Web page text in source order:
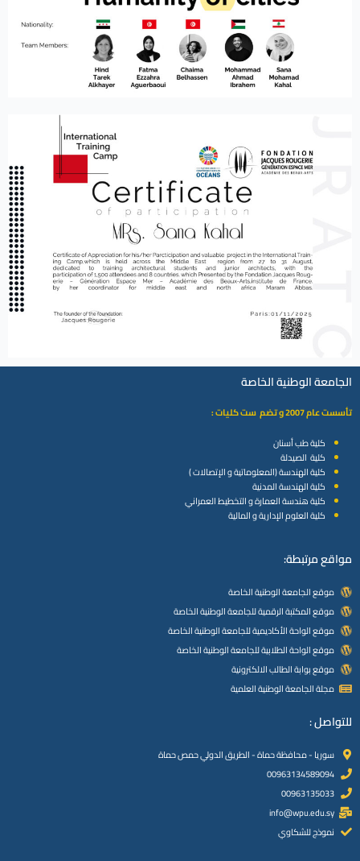
الجامعة الوطنية الخاصة
تأسست عام 2007 و تضم ست كليات :
كلية طب أسنان
كلية الصيدلة
كلية الهندسة (المعلوماتية و الإتصالات )
كلية الهندسة المدنية
كلية هندسة العمارة و التخطيط العمراني
كلية العلوم الإدارية و المالية
مواقع مرتبطة:
موقع الجامعة الوطنية الخاصة
موقع المكتبة الرقمية للجامعة الوطنية الخاصة
موقع الواحة الأكاديمية للجامعة الوطنية الخاصة
موقع الواحة الطلابية للجامعة الوطنية الخاصة
موقع بوابة الطالب الالكترونية
مجلة الجامعة الوطنية العلمية
للتواصل :
سوريا - محافظة حماة - الطريق الدولي حمص حماة
00963134589094
00963135033
info@wpu.edu.sy
نموذج للشكاوي